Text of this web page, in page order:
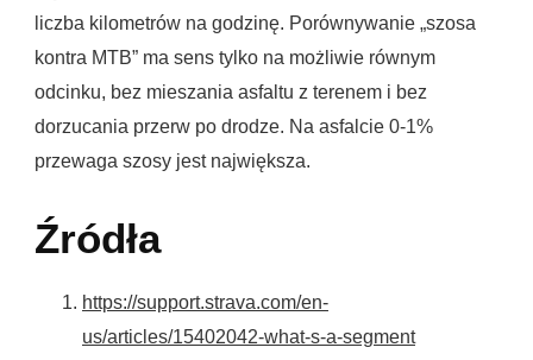
liczba kilometrów na godzinę. Porównywanie „szosa
kontra MTB” ma sens tylko na możliwie równym
odcinku, bez mieszania asfaltu z terenem i bez
dorzucania przerw po drodze. Na asfalcie 0-1%
przewaga szosy jest największa.
Źródła
https://support.strava.com/en-
us/articles/15402042-what-s-a-segment